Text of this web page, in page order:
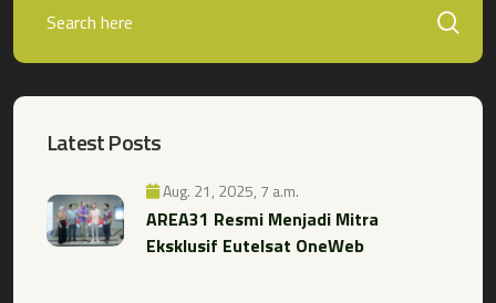
Latest Posts
Aug. 21, 2025, 7 a.m.
AREA31 Resmi Menjadi Mitra
Eksklusif Eutelsat OneWeb